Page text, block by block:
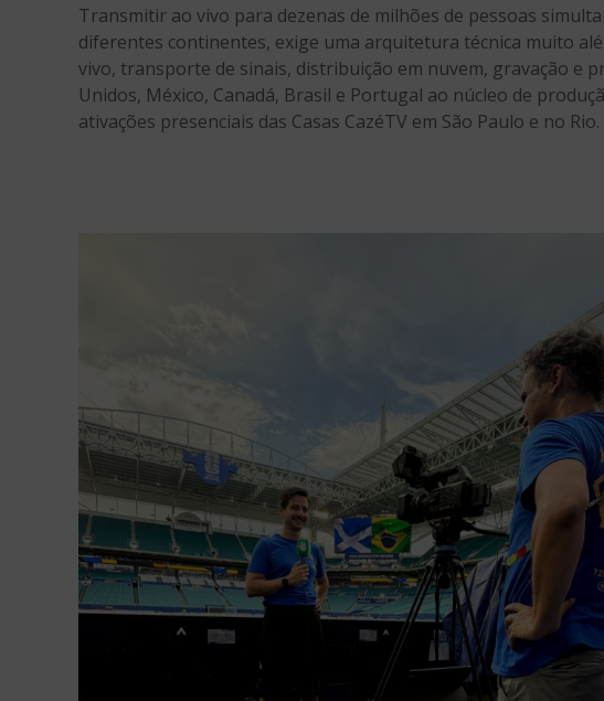
Transmitir ao vivo para dezenas de milhões de pessoas
diferentes continentes, exige uma arquitetura técnica muito
vivo, transporte de sinais, distribuição em nuvem, gravação e
Unidos, México, Canadá, Brasil e Portugal ao núcleo de
ativações presenciais das Casas CazéTV em São Paulo e no Rio.